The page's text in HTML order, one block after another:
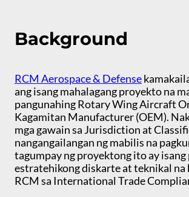
Background
RCM Aerospace & Defense
ang isang mahalagang proyekto na
pangunahing Rotary Wing Aircraft
Kagamitan Manufacturer (OEM).
mga gawain sa Jurisdiction at
nangangailangan ng mabilis na
tagumpay ng proyektong ito ay isang
estratehikong diskarte at teknikal na
RCM sa International Trade